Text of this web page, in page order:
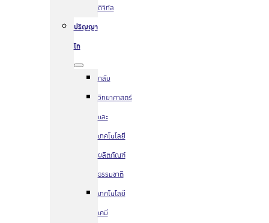
ดิจิทัล
ปริญญา
โท
กลับ
วิทยาศาสตร์
และ
เทคโนโลยี
ผลิตภัณฑ์
ธรรมชาติ
เทคโนโลยี
เคมี